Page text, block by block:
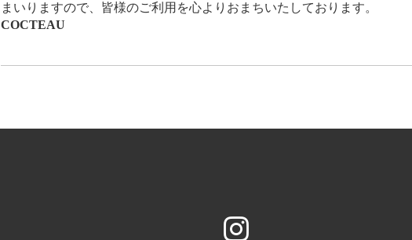
まいりますので、皆様のご利用を心よりおまちいたしております。
COCTEAU